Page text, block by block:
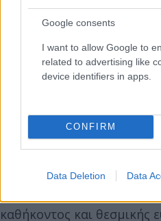
Google consents
I want to allow Google to
related to advertising like
device identifiers in apps.
CONFIRM
Data Deletion Data
Το μείζον αυτό πολιτικό
σημασία και έχει απόλυτη
Κίνημα Αλλαγής,
πολιτικών κομμάτων, με
καθήκοντος και θεσμικής